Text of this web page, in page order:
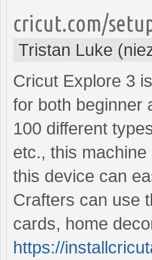
cricut.com/
Tristan Luke
Cricut Explore 3
for both beginner
100 different
etc., this
this device can
Crafters can use
cards, home
https://